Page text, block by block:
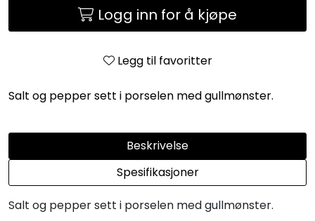
Logg inn for å kjøpe
Legg til favoritter
Salt og pepper sett i porselen med gullmønster.
Beskrivelse
Spesifikasjoner
Salt og pepper sett i porselen med gullmønster.